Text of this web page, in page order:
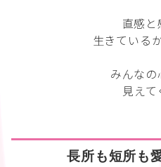
直感
生きている
みんなの
見え
長所も短所も